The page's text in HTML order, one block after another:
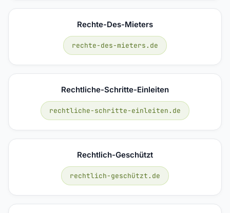
Rechte-Des-Mieters
rechte-des-mieters.de
Rechtliche-Schritte-Einleiten
rechtliche-schritte-einleiten.de
Rechtlich-Geschützt
rechtlich-geschützt.de